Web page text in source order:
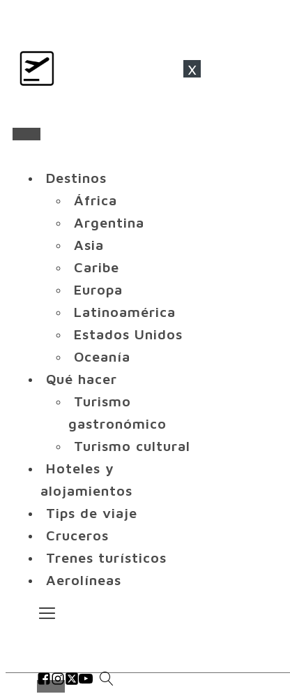
x
Destinos
África
Argentina
Asia
Caribe
Europa
Latinoamérica
Estados Unidos
Oceanía
Qué hacer
Turismo
gastronómico
Turismo cultural
Hoteles y
alojamientos
Tips de viaje
Cruceros
Trenes turísticos
Aerolíneas